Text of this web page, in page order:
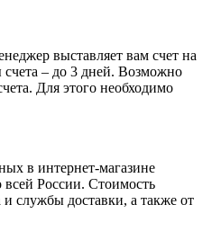
выставляет вам счет на
– до 3 дней. Возможно
Для этого необходимо
в интернет-магазине
всей России. Стоимость
и службы доставки, а также от